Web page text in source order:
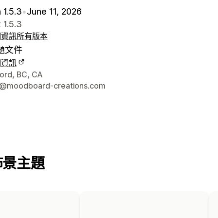
•June 11, 2026
訊所有版本
文件
訊
詳細資訊
BC, CA
creations.com
主題